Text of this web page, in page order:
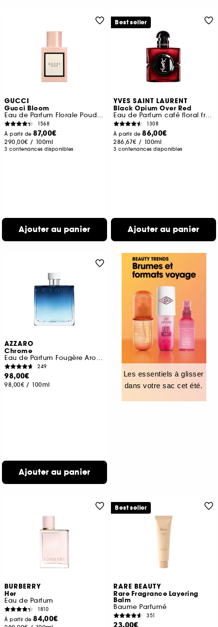
GUCCI
Gucci Bloom
Eau de Parfum Florale Poudrée
1568
À partir de87,00€
290,00€ / 100ml
3 contenances disponibles
Ajouter au panier
YVES SAINT LAURENT
Black Opium Over Red
Eau de Parfum café floral fruité pour femme
1308
À partir de86,00€
286,67€ / 100ml
3 contenances disponibles
Ajouter au panier
Best seller
AZZARO
Chrome
Eau de Parfum Fougère Aromatique
249
98,00€
98,00€ / 100ml
Ajouter au panier
Les essentiels à glisser
dans votre sac cet été.
BURBERRY
Her
Eau de Parfum
1810
À partir de84,00€
RARE BEAUTY
Rare Fragrance Layering
Balm
Baume Parfumé
351
23,00€
Best seller